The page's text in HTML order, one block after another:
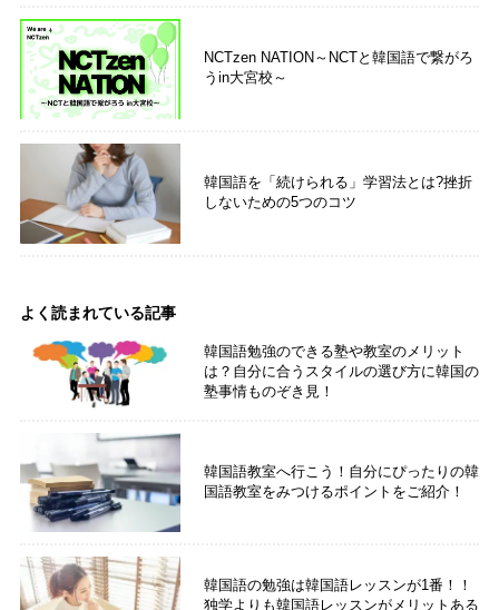
NCTzen NATION～NCTと韓国語で繋がろ
うin大宮校～
韓国語を「続けられる」学習法とは?挫折
しないための5つのコツ
よく読まれている記事
韓国語勉強のできる塾や教室のメリット
は？自分に合うスタイルの選び方に韓国の
塾事情ものぞき見！
韓国語教室へ行こう！自分にぴったりの韓
国語教室をみつけるポイントをご紹介！
韓国語の勉強は韓国語レッスンが1番！！
独学よりも韓国語レッスンがメリットある